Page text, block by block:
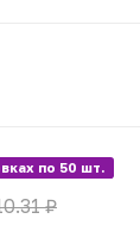
по 50 шт.
₽